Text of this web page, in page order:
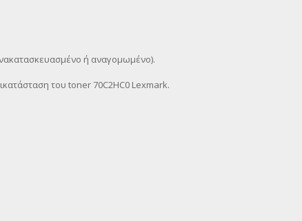
ή αναγομωμένο).
του toner 70C2HC0 Lexmark.